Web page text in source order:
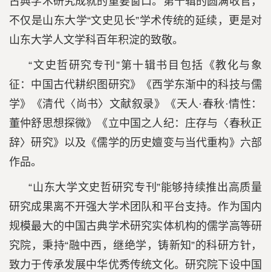
不仅是山东大学“文史见长”学术传统的延续，更是对
山东大学人文学科百年积淀的致敬。
“文史哲研究专刊”第十辑书目包括《教化与象
征：中国古代耕织图研究》《西学东渐中的科技与儒
学》《清代〈尚书〉文献叙录》《天人·春秋·情性：
董仲舒思想探微》《立中国之人纪：庄存与〈春秋正
辞〉研究》以及《儒学的历史嬗变与当代重构》六部
作品。
“山东大学文史哲研究专刊”能够持续推出高质量
研究成果离不开强大学术团队和平台支持。作为国内
规模最大的中国古典学术研究实体机构的儒学高等研
究院，秉持“融中西，继绝学，铸新知”的科研方针，
致力于传承发展中华优秀传统文化。研究院下设中国